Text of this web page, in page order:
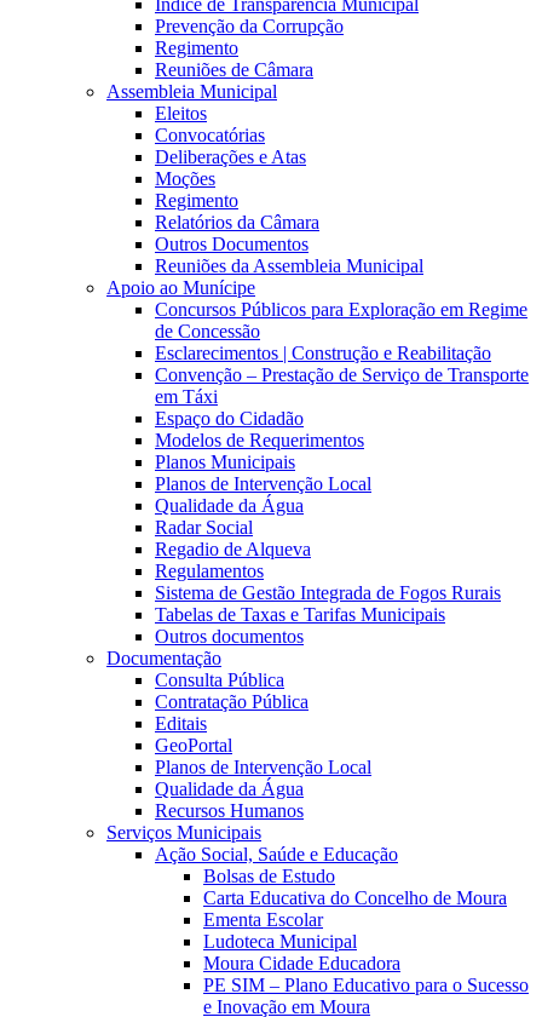
Índice de Transparência Municipal
Prevenção da Corrupção
Regimento
Reuniões de Câmara
Assembleia Municipal
Eleitos
Convocatórias
Deliberações e Atas
Moções
Regimento
Relatórios da Câmara
Outros Documentos
Reuniões da Assembleia Municipal
Apoio ao Munícipe
Concursos Públicos para Exploração em Regime
de Concessão
Esclarecimentos | Construção e Reabilitação
Convenção – Prestação de Serviço de Transporte
em Táxi
Espaço do Cidadão
Modelos de Requerimentos
Planos Municipais
Planos de Intervenção Local
Qualidade da Água
Radar Social
Regadio de Alqueva
Regulamentos
Sistema de Gestão Integrada de Fogos Rurais
Tabelas de Taxas e Tarifas Municipais
Outros documentos
Documentação
Consulta Pública
Contratação Pública
Editais
GeoPortal
Planos de Intervenção Local
Qualidade da Água
Recursos Humanos
Serviços Municipais
Ação Social, Saúde e Educação
Bolsas de Estudo
Carta Educativa do Concelho de Moura
Ementa Escolar
Ludoteca Municipal
Moura Cidade Educadora
PE SIM – Plano Educativo para o Sucesso
e Inovação em Moura